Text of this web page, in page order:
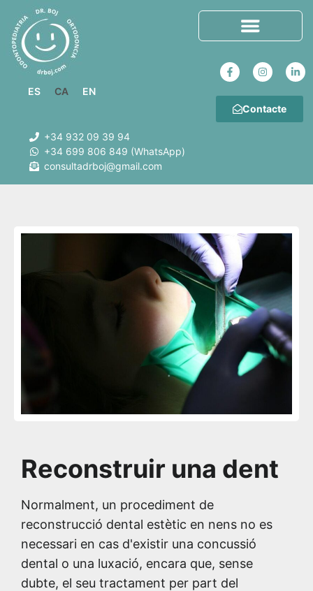
ES CA
EN
Contacte
+34 932 09 39 94
+34 699 806 849 (WhatsApp)
consultadrboj@gmail.com
Reconstruir una dent
Normalment, un procediment de
reconstrucció dental estètic en nens no es
necessari en cas d'existir una concussió
dental o una luxació, encara que, sense
dubte, el seu tractament per part del